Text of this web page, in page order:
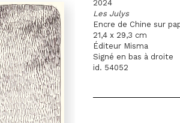
2024
Les Julys
Encre de Chine sur
21,4 x 29,3 cm
Éditeur Misma
Signé en bas à droite
id. 54052